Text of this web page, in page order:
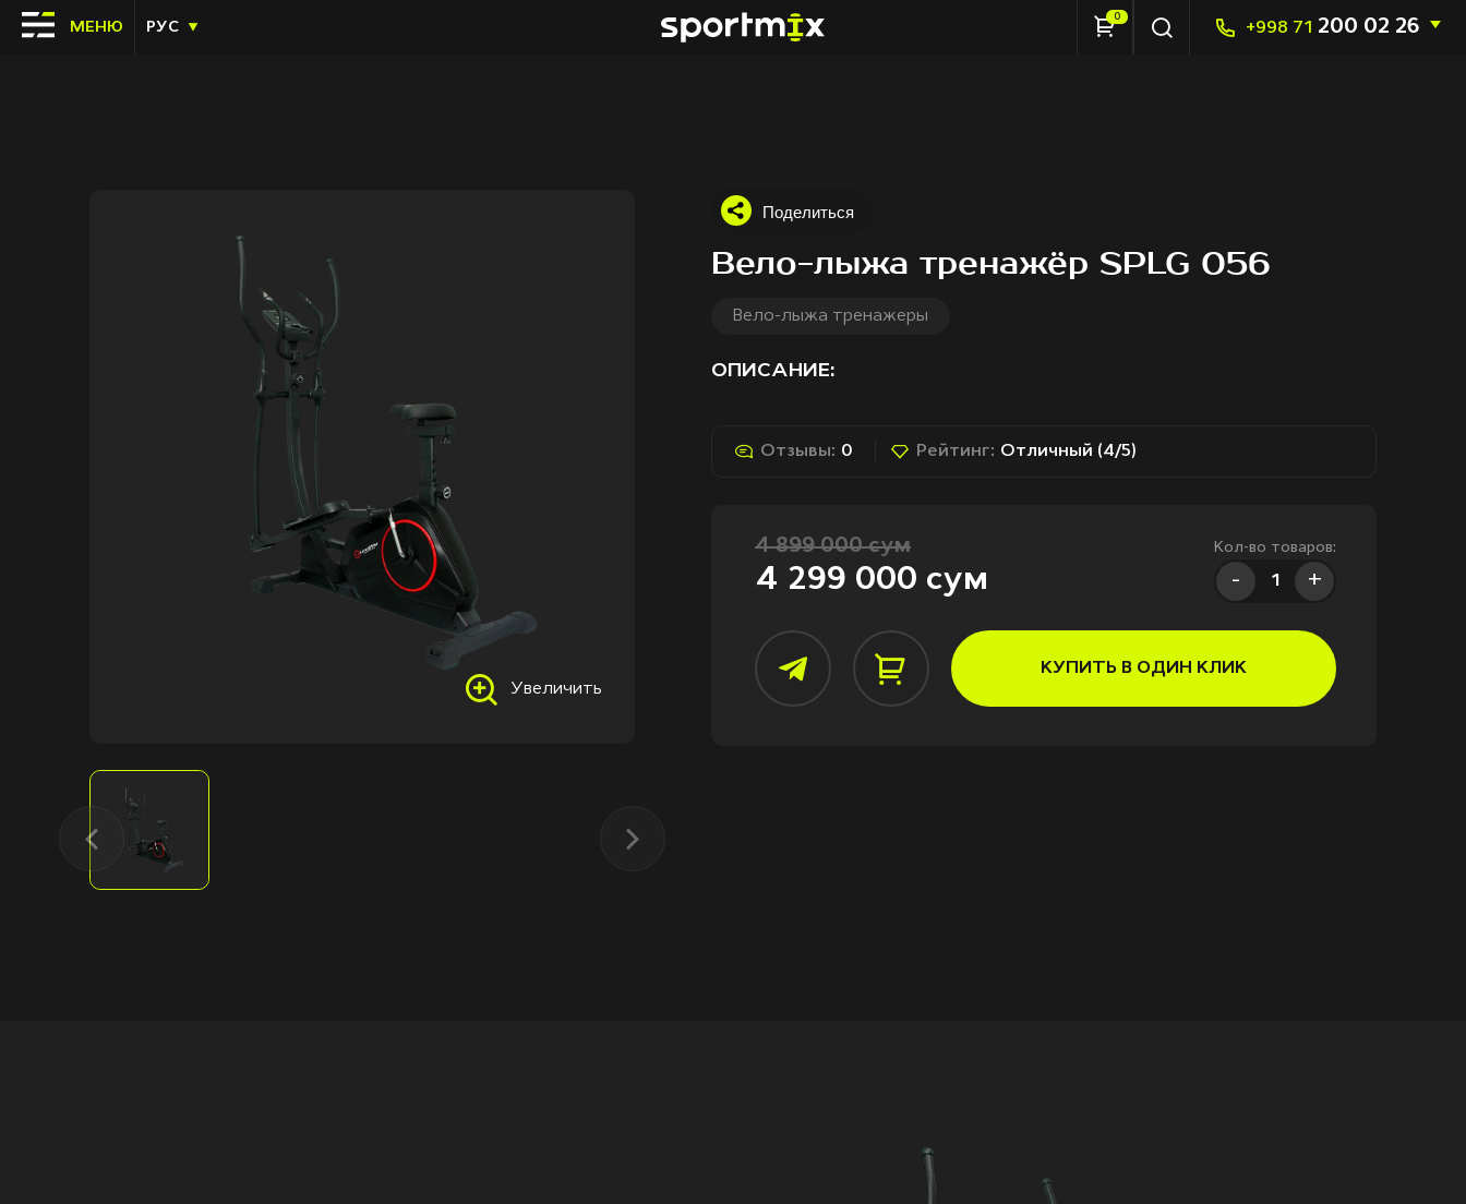
МЕНЮ РУС
0
+998 71 200 02 26
Увеличить
Поделиться
Вело-лыжа тренажёр SPLG 056
Вело-лыжа тренажеры
ОПИСАНИЕ:
Отзывы: 0 Рейтинг: Отличный (4/5)
4 899 000 сум
4 299 000 сум
Кол-во товаров:
- +
КУПИТЬ В ОДИН КЛИК